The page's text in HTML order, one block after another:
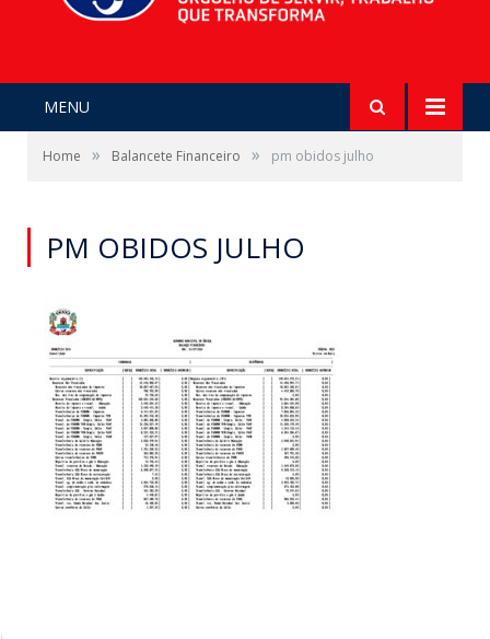
MENU
Home » Balancete Financeiro » pm obidos julho
PM OBIDOS JULHO